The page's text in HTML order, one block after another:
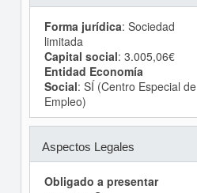
Forma jurídica: Sociedad
limitada
Capital social: 3.005,06€
Entidad Economía
Social: SÍ (Centro Especial de
Empleo)
Aspectos Legales
Obligado a presentar